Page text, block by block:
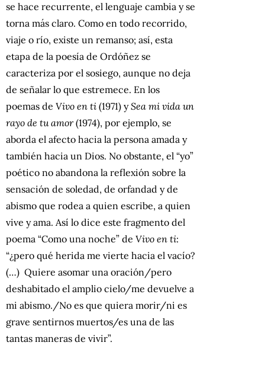
se hace recurrente, el lenguaje cambia y se
torna más claro. Como en todo recorrido,
viaje o río, existe un remanso; así, esta
etapa de la poesía de Ordóñez se
caracteriza por el sosiego, aunque no deja
de señalar lo que estremece. En los
poemas de Vivo en ti (1971) ySea mi vida un
rayo de tu amor(1974), por ejemplo, se
aborda el afecto hacia la persona amada y
también hacia un Dios. No obstante, el “yo”
poético no abandona la reflexión sobre la
sensación de soledad, de orfandad y de
abismo que rodea a quien escribe, a quien
vive y ama. Así lo dice este fragmento del
poema “Como una noche” de Vivo en ti:
“¿pero qué herida me vierte hacia el vacío?
(…) Quiere asomar una oración/pero
deshabitado el amplio cielo/me devuelve a
mi abismo./No es que quiera morir/ni es
grave sentirnos muertos/es una de las
tantas maneras de vivir”.